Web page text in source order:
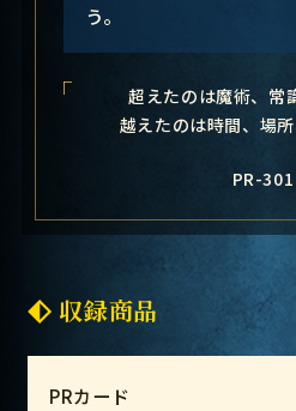
う。
超えたのは魔術、常
越えたのは時間、場所
PR-301
収録商品
PRカード